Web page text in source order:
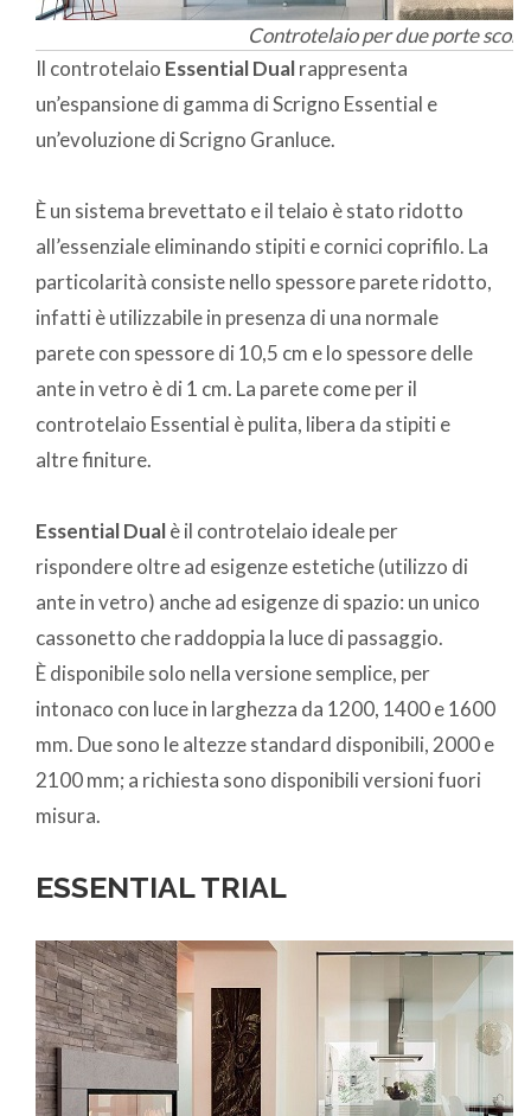
Controtelaio per due porte
Il controtelaio Essential Dualrappresenta
un’espansione di gamma di Scrigno Essential e
un’evoluzione di Scrigno Granluce.
È un sistema brevettato e il telaio è stato ridotto
all’essenziale eliminando stipiti e cornici coprifilo. La
particolarità consiste nello spessore parete ridotto,
infatti è utilizzabile in presenza di una normale
parete con spessore di 10,5 cm e lo spessore delle
ante in vetro è di 1 cm. La parete come per il
controtelaio Essential è pulita, libera da stipiti e
altre finiture.
Essential Dualè il controtelaio ideale per
rispondere oltre ad esigenze estetiche (utilizzo di
ante in vetro) anche ad esigenze di spazio: un unico
cassonetto che raddoppia la luce di passaggio.
È disponibile solo nella versione semplice, per
intonaco con luce in larghezza da 1200, 1400 e 1600
mm. Due sono le altezze standard disponibili, 2000 e
2100 mm; a richiesta sono disponibili versioni fuori
misura.
ESSENTIAL TRIAL